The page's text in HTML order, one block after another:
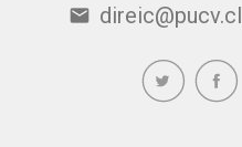
email direic@pucv.cl